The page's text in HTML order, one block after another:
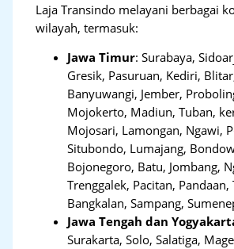
Laja Transindo melayani berbagai
wilayah, termasuk:
Jawa Timur:Surabaya,
Gresik, Pasuruan, Kediri,
Banyuwangi, Jember,
Mojokerto, Madiun, Tuban,
Mojosari, Lamongan, Ngawi,
Situbondo, Lumajang,
Bojonegoro, Batu, Jombang,
Trenggalek, Pacitan, Pandaan,
Bangkalan, Sampang,
Jawa Tengah dan
Surakarta, Solo, Salatiga,